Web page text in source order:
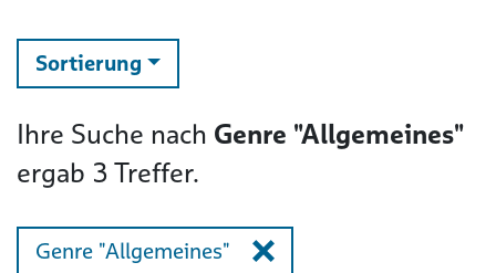
Sortierung ändern
Ihre Suche nach Genre "Allgemeines"
ergab 3Treffer.
Genre "Allgemeines"